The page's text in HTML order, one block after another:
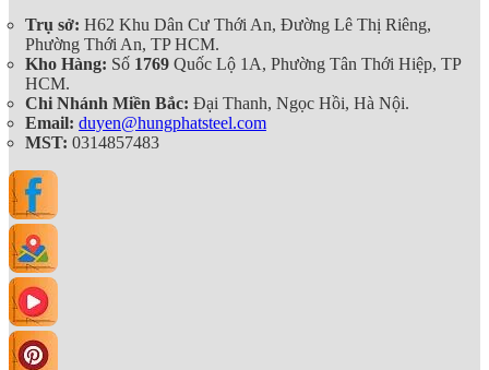
Trụ sở: H62 Khu Dân Cư Thới An, Đường Lê Thị Riêng,
Phường Thới An, TP HCM.
Kho Hàng: Số 1769 Quốc Lộ 1A, Phường Tân Thới Hiệp, TP
HCM.
Chi Nhánh Miền Bắc: Đại Thanh, Ngọc Hồi, Hà Nội.
Email: duyen@hungphatsteel.com
MST: 0314857483